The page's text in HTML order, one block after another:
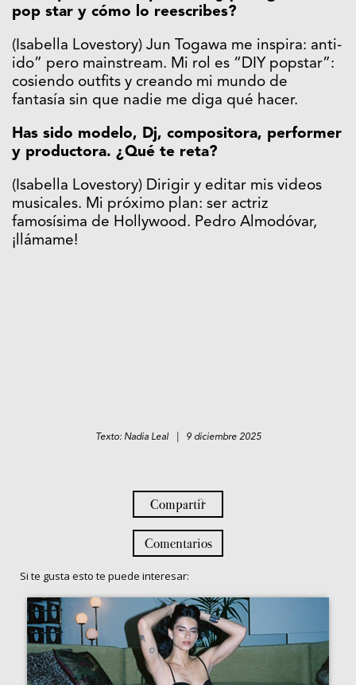
pop star y cómo lo reescribes?
(Isabella Lovestory) Jun Togawa me inspira: anti-
ido” pero mainstream. Mi rol es “DIY popstar”:
cosiendo outfits y creando mi mundo de
fantasía sin que nadie me diga qué hacer.
Has sido modelo, Dj, compositora, performer
y productora. ¿Qué te reta?
(Isabella Lovestory) Dirigir y editar mis videos
musicales. Mi próximo plan: ser actriz
famosísima de Hollywood. Pedro Almodóvar,
¡llámame!
Texto: Nadia Leal | 9 diciembre 2025
Compartir
Comentarios
Si te gusta esto te puede interesar: